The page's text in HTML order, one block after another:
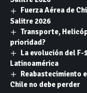
Fuerza Aérea de
Salitre 2026
Transporte,
prioridad?
La evolución del
Latinoamérica
Reabastecimiento
Chile no debe perder